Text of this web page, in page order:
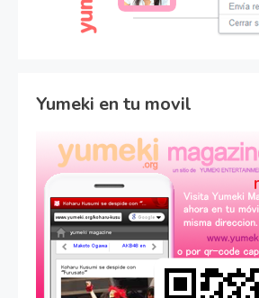
Yumeki en tu movil